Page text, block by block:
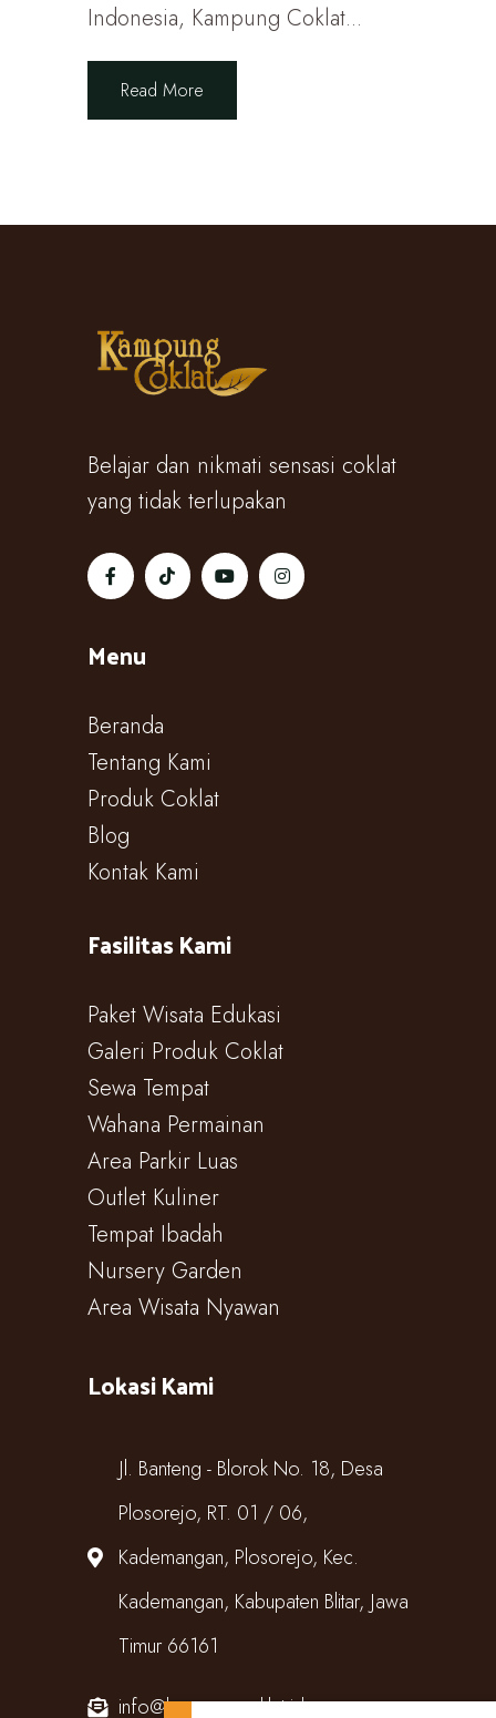
Indonesia, Kampung Coklat...
Read More
Belajar dan nikmati sensasi coklat
yang tidak terlupakan
Menu
Beranda
Tentang Kami
Produk Coklat
Blog
Kontak Kami
Fasilitas Kami
Paket Wisata Edukasi
Galeri Produk Coklat
Sewa Tempat
Wahana Permainan
Area Parkir Luas
Outlet Kuliner
Tempat Ibadah
Nursery Garden
Area Wisata Nyawan
Lokasi Kami
Jl. Banteng - Blorok No. 18, Desa
Plosorejo, RT. 01 / 06,
Kademangan, Plosorejo, Kec.
Kademangan, Kabupaten Blitar, Jawa
Timur 66161
info@kampungcoklat.id